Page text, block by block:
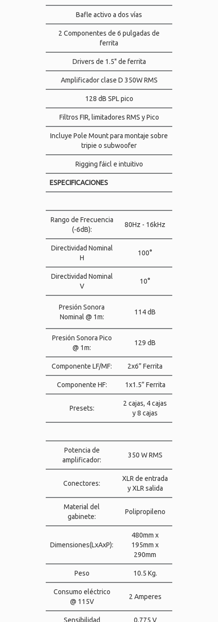
Bafle activo a dos vías
2 Componentes de 6 pulgadas de
ferrita
Drivers de 1.5" de ferrita
Amplificador clase D 350W RMS
128 dB SPL pico
Filtros FIR, limitadores RMS y Pico
Incluye Pole Mount para montaje sobre
tripie o subwoofer
Rigging fáicl e intuitivo
ESPECIFICACIONES
Rango de Frecuencia
(-6dB):
80Hz - 16kHz
Directividad Nominal
H
100°
Directividad Nominal
V
10°
Presión Sonora
Nominal @ 1m:
114 dB
Presión Sonora Pico
@ 1m:
129 dB
Componente LF/MF: 2x6” Ferrita
Componente HF: 1x1.5” Ferrita
Presets:
2 cajas, 4 cajas
y 8 cajas
Potencia de
amplificador:
350 W RMS
Conectores:
XLR de entrada
y XLR salida
Material del
gabinete:
Polipropileno
Dimensiones(LxAxP):
480mm x
195mm x
290mm
Peso 10.5 Kg.
Consumo eléctrico
@ 115V
2 Amperes
Sensibilidad 0.775 V